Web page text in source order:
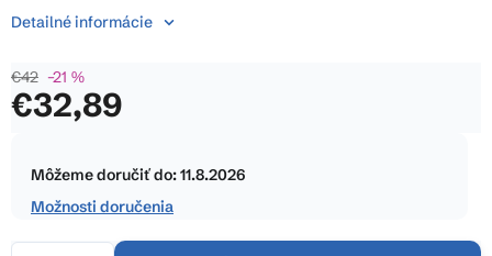
produktu
0,0
z
€42 –21 %
€32,89
cena:
Môžeme doručiť do:11.8.2026
Možnosti doručenia
Detailné informácie